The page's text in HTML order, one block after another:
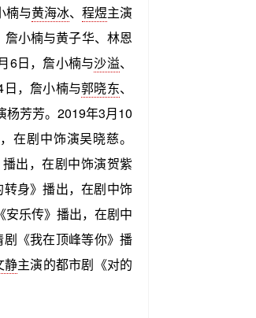
楠与黄海冰、 程煜主演
小楠与黄子华、林恩
6日，詹小楠与沙溢、
，詹小楠与郭晓东、
杨芳芳。2019年3月10
在剧中饰演吴晓慈。
出，在剧中饰演贺紫
身》播出，在剧中饰
安乐传》播出，在剧中
剧《我在顶峰等你》播
静主演的都市剧《对的